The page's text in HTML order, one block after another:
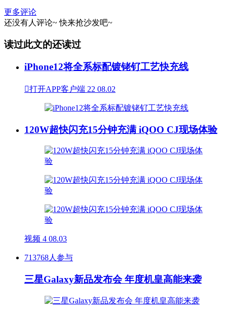
更多评论
还没有人评论~ 快来抢沙发吧~
读过此文的还读过
iPhone12将全系标配镀铑钌工艺快充线
打开APP客户端 22 08.02
120W超快闪充15分钟充满 iQOO CJ现场体验
视频 4 08.03
713768人参与
三星Galaxy新品发布会 年度机皇高能来袭